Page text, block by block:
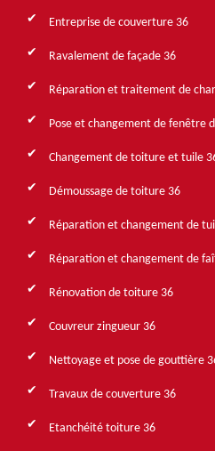
Entreprise de couverture 36
Ravalement de façade 36
Réparation et traitement de
Pose et changement de fenêtre
Changement de toiture et tuile
Démoussage de toiture 36
Réparation et changement de
Réparation et changement de
Rénovation de toiture 36
Couvreur zingueur 36
Nettoyage et pose de gouttière
Travaux de couverture 36
Etanchéité toiture 36